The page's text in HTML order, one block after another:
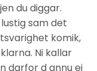
du diggar.
sam det
komik,
Ni kallar
darfor d annu ej